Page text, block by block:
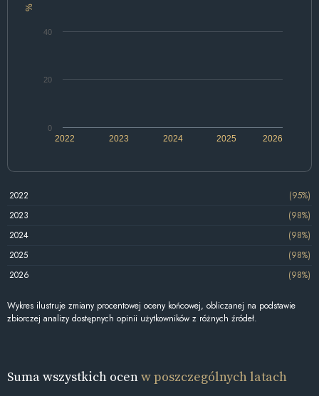
%
2022 2024 2026
2023 2025
0
20
40
2022
(95%)
2023
(98%)
2024
(98%)
2025
(98%)
2026
(98%)
Wykres ilustruje zmiany procentowej oceny końcowej, obliczanej na podstawie
zbiorczej analizy dostępnych opinii użytkowników z różnych źródeł.
Suma wszystkich ocenw poszczególnych latach